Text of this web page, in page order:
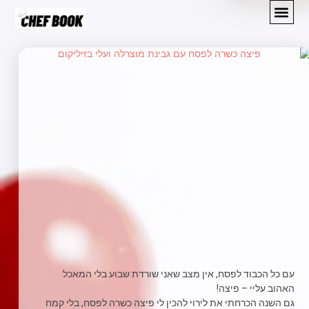
מתכונים
עם כל הכבוד לפסח, אין מצב שאני שורדת שבוע בלי המאכל
האהוב עליי – פיצה!
גם השנה הכרחתי את לירוי להכין לי פיצה כשרה לפסח, בלי קמח